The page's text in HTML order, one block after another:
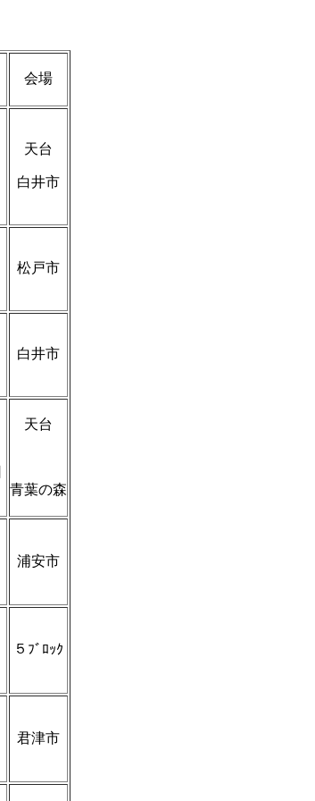
会場
天台
白井市
松戸市
白井市
天台
青葉の森
浦安市
５ﾌﾞﾛｯｸ
君津市